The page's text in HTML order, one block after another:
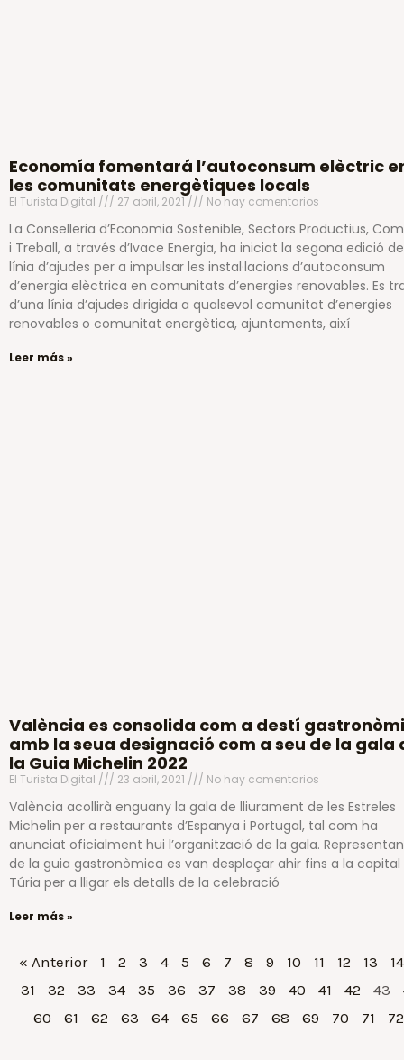
Economía fomentará l’autoconsum elèctric
les comunitats energètiques locals
El Turista Digital 27 abril, 2021 No hay comentarios
La Conselleria d’Economia Sostenible, Sectors Productius,
i Treball, a través d’Ivace Energia, ha iniciat la segona edició
línia d’ajudes per a impulsar les instal·lacions d’autoconsum
d’energia elèctrica en comunitats d’energies renovables. Es
d’una línia d’ajudes dirigida a qualsevol comunitat d’energies
renovables o comunitat energètica, ajuntaments, així
Leer más »
València es consolida com a destí
amb la seua designació com a seu de la gala
la Guia Michelin 2022
El Turista Digital 23 abril, 2021 No hay comentarios
València acollirà enguany la gala de lliurament de les Estreles
Michelin per a restaurants d’Espanya i Portugal, tal com ha
anunciat oficialment hui l’organització de la gala.
de la guia gastronòmica es van desplaçar ahir fins a la capital
Túria per a lligar els detalls de la celebració
Leer más »
« Anterior 1 2 3 4 5 6 7 8 9 10 11 12 13
14
31
32 33 34 35 36 37 38 39 40 41 42 43
60
61 62 63 64 65 66 67 68 69 70 71 72